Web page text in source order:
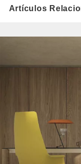
Artículos